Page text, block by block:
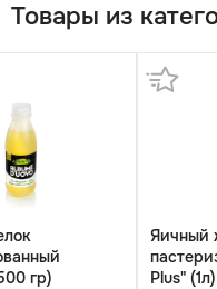
Товары из
гр)
Яичный
Plus" (1л)